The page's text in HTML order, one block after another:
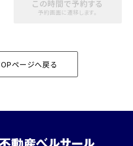
この時間で予約する
予約画面に遷移します。
ページへ戻る
株主総会・IR